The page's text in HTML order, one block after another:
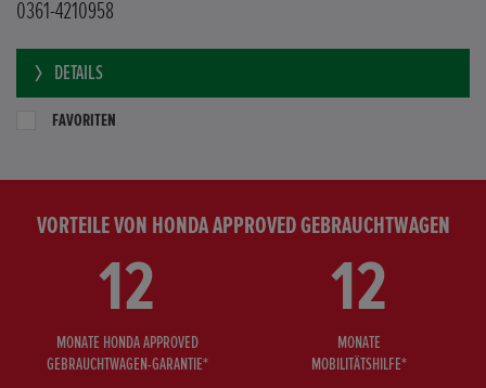
0361-4210958
DETAILS
FAVORITEN
VORTEILE VON HONDA APPROVED GEBRAUCHTWAGEN
12
MONATE HONDA APPROVED
GEBRAUCHTWAGEN-GARANTIE*
12
MONATE
MOBILITÄTSHILFE*